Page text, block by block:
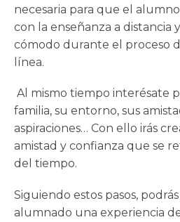
necesaria para que el
con la enseñanza a distancia
cómodo durante el proceso
línea.
Al mismo tiempo interésate
familia, su entorno, sus
aspiraciones… Con ello irás
amistad y confianza que se
del tiempo.
Siguiendo estos pasos,
alumnado una experiencia